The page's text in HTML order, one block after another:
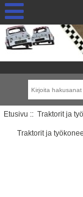
Etusivu :: Traktorit ja
Traktorit ja